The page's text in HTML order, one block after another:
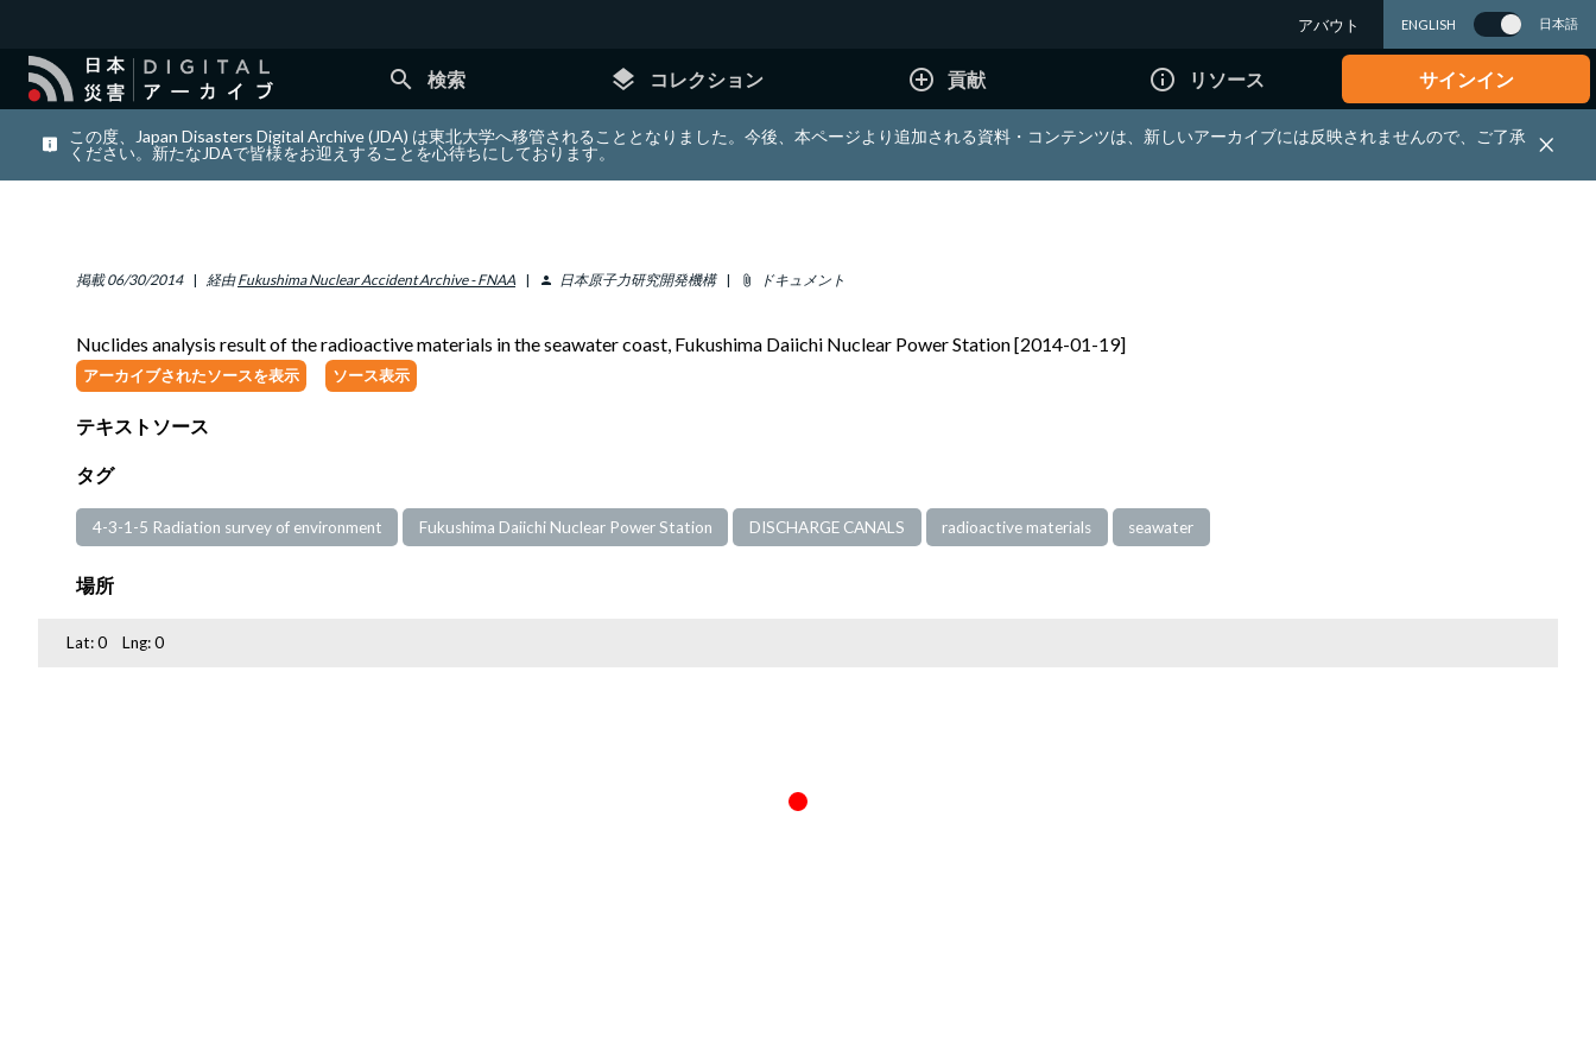
アバウト ENGLISH 日本語
search 検索 layers コレクション add_circle_outline 貢献 info_outline リソース サインイン
この度、Japan Disasters Digital Archive (JDA) は東北大学へ移管されることとなりました。今後、本ページより追加される資料・コンテンツは、新しいアーカイブには反映されませんので、ご了承
ください。新たなJDAで皆様をお迎えすることを心待ちにしております。
掲載 06/30/2014 経由 Fukushima Nuclear Accident Archive - FNAA person 日本原子力研究開発機構 attach_file ドキュメント
Nuclides analysis result of the radioactive materials in the seawater coast, Fukushima Daiichi Nuclear Power Station [2014-01-19]
アーカイブされたソースを表示 ソース表示
テキストソース
タグ
4-3-1-5 Radiation survey of environment Fukushima Daiichi Nuclear Power Station DISCHARGE CANALS radioactive materials seawater
場所
Lat:0 Lng:0